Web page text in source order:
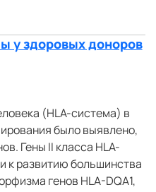
у здоровых доноров
(HLA-система) в
было выявлено,
Гены II класса HLA-
к развитию большинства
генов HLA-DQA1,